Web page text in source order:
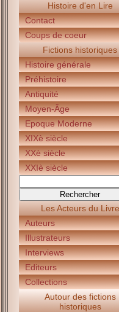
Histoire d'en Lire
Contact
Coups de coeur
Fictions historiques
Histoire générale
Préhistoire
Antiquité
Moyen-Âge
Epoque Moderne
XIXè siècle
XXè siècle
XXIè siècle
Les Acteurs du Livre
Auteurs
Illustrateurs
Interviews
Editeurs
Collections
Autour des fictions
historiques